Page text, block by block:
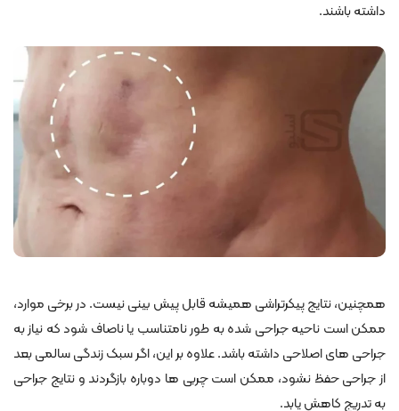
داشته باشند.
همچنین، نتایج پیکرتراشی همیشه قابل پیش بینی نیست. در برخی موارد،
ممکن است ناحیه جراحی شده به طور نامتناسب یا ناصاف شود که نیاز به
جراحی های اصلاحی داشته باشد. علاوه بر این، اگر سبک زندگی سالمی بعد
از جراحی حفظ نشود، ممکن است چربی ها دوباره بازگردند و نتایج جراحی
به تدریج کاهش یابد.